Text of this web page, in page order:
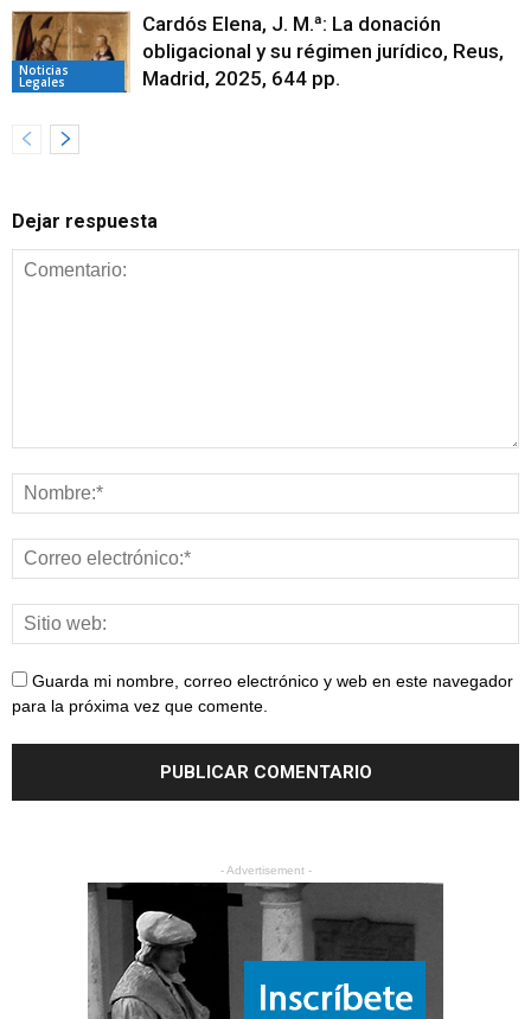
Noticias
Legales
Cardós Elena, J. M.ª: La donación
obligacional y su régimen jurídico, Reus,
Madrid, 2025, 644 pp.
Dejar respuesta
Guarda mi nombre, correo electrónico y web en este navegador
para la próxima vez que comente.
- Advertisement -